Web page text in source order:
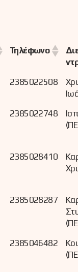
Τηλέφωνο
2385022508
2385022748
2385028410
2385028287
2385046482